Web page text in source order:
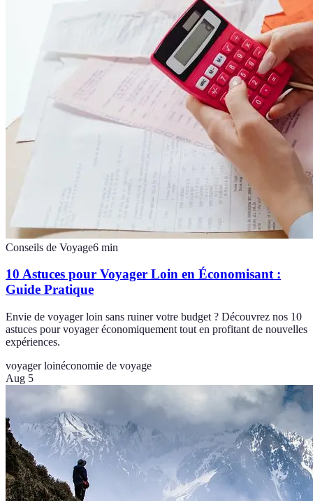
Conseils de Voyage6 min
10 Astuces pour Voyager Loin en Économisant :
Guide Pratique
Envie de voyager loin sans ruiner votre budget ? Découvrez nos 10
astuces pour voyager économiquement tout en profitant de nouvelles
expériences.
voyager loinéconomie de voyage
Aug 5